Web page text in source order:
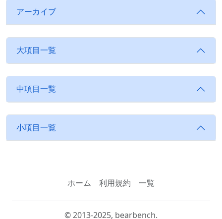
アーカイブ
大項目一覧
中項目一覧
小項目一覧
ホーム 利用規約 一覧
© 2013-2025, bearbench.